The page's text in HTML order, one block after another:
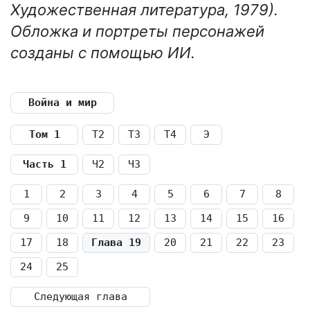
Художественная литература, 1979).
Обложка и портреты персонажей
созданы с помощью ИИ.
Война и мир
Том 1 Т2 Т3 Т4 Э
Часть 1 Ч2 Ч3
1 2 3 4 5 6 7
8
9
10 11 12 13 14 15
16
17
18 Глава 19 20 21 22
23
24
25
Следующая глава